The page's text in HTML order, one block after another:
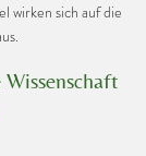
wirken sich auf die